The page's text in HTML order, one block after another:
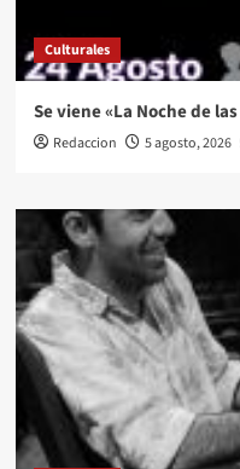
Culturales
Se viene «La Noche de
Redaccion 5 agosto, 2026